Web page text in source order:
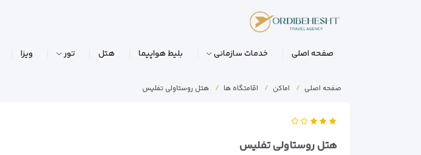
صفحه اصلی خدمات سازمانی بلیط هواپیما هتل تور ویزا
صفحه اصلی اماکن اقامتگاه ها هتل روستاولی تفلیس
هتل روستاولی تفلیس